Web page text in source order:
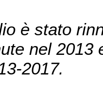
è stato
nel 2013
2017.